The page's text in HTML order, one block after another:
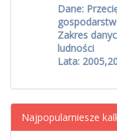
Dane:
Zakres
ludności
Lata:
Najpopularniesze